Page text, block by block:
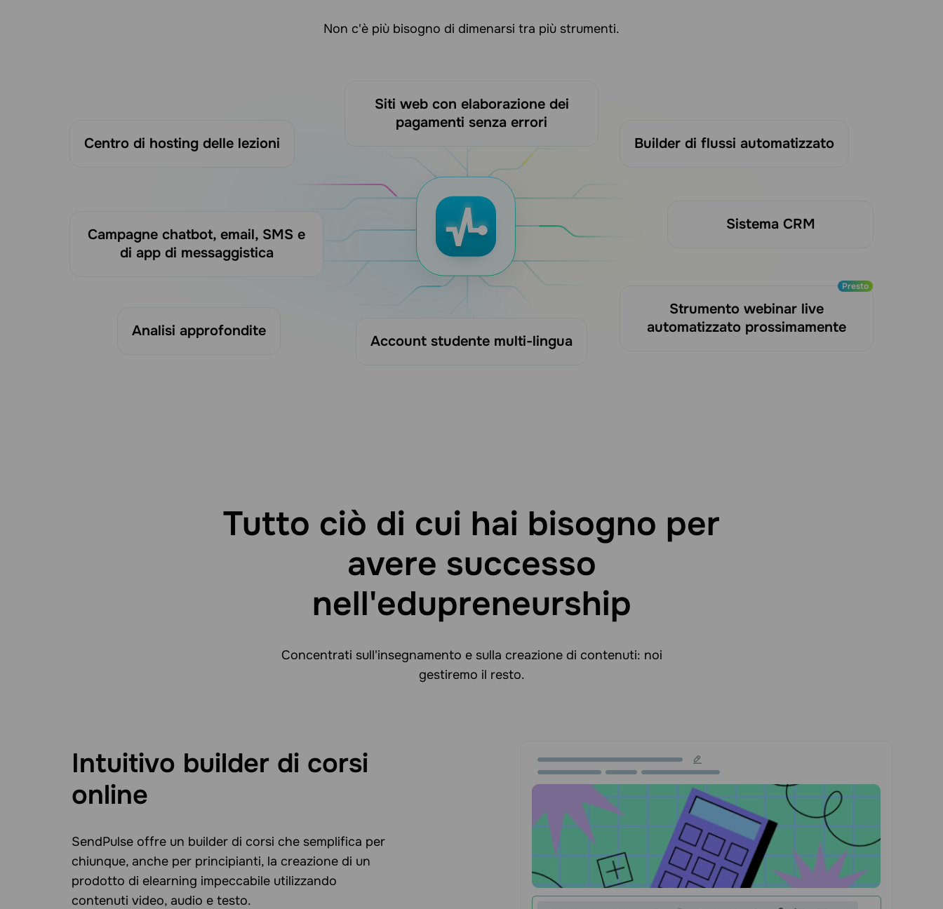
Non c'è più bisogno di dimenarsi tra più strumenti.
Siti web con elaborazione dei
pagamenti senza errori
Builder di flussi automatizzato
Sistema CRM
Strumento webinar live
automatizzato prossimamente
Presto
Account studente multi-lingua
Analisi approfondite
Campagne chatbot, email, SMS e
di app di messaggistica
Centro di hosting delle lezioni
Tutto ciò di cui hai bisogno per
avere successo
nell'edupreneurship
Concentrati sull'insegnamento e sulla creazione di contenuti: noi
gestiremo il resto.
Intuitivo builder di corsi
online
SendPulse offre un builder di corsi che semplifica per
chiunque, anche per principianti, la creazione di un
prodotto di elearning impeccabile utilizzando
contenuti video, audio e testo.